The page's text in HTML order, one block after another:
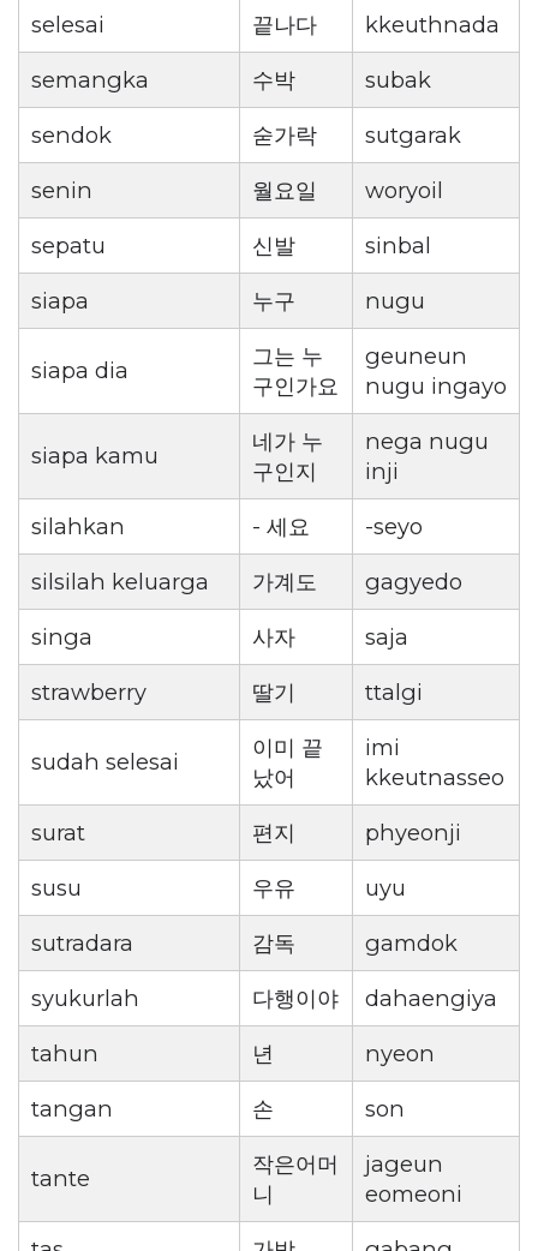
selesai
끝나다
kkeuthnada
semangka
수박
subak
sendok
숟가락
sutgarak
senin
월요일
woryoil
sepatu
신발
sinbal
siapa
누구 nugu
siapa dia
그는 누
구인가요
geuneun
nugu ingayo
siapa kamu
네가 누
구인지
nega nugu
inji
silahkan
- 세요
-seyo
silsilah keluarga
가계도
gagyedo
singa
사자
saja
strawberry
딸기 ttalgi
sudah selesai
이미 끝
났어
imi
kkeutnasseo
surat
편지
phyeonji
susu
우유
uyu
sutradara
감독
gamdok
syukurlah
다행이야
dahaengiya
tahun
년
nyeon
tangan
손 son
tante
작은어머
니
jageun
eomeoni